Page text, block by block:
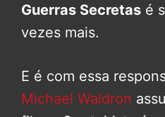
Guerras Secretas é
vezes mais.
E é com essa
Michael Waldron